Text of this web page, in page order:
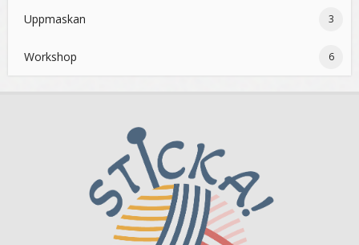
Uppmaskan 3
Workshop 6